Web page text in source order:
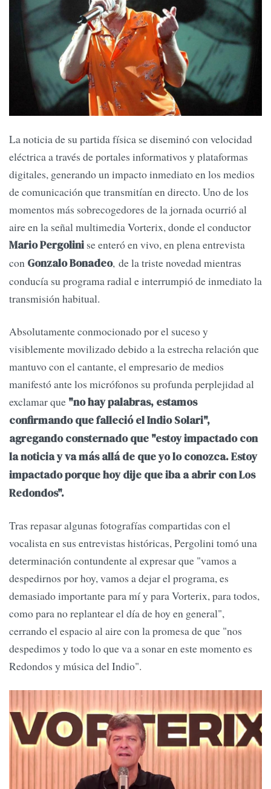
La noticia de su partida física se diseminó con velocidad
eléctrica a través de portales informativos y plataformas
digitales, generando un impacto inmediato en los medios
de comunicación que transmitían en directo. Uno de los
momentos más sobrecogedores de la jornada ocurrió al
aire en la señal multimedia Vorterix, donde el conductor
Mario Pergolini se enteró en vivo, en plena entrevista
con Gonzalo Bonadeo, de la triste novedad mientras
conducía su programa radial e interrumpió de inmediato la
transmisión habitual.
Absolutamente conmocionado por el suceso y
visiblemente movilizado debido a la estrecha relación que
mantuvo con el cantante, el empresario de medios
manifestó ante los micrófonos su profunda perplejidad al
exclamar que "no hay palabras, estamos
confirmando que falleció el Indio Solari",
agregando consternado que "estoy impactado con
la noticia y va más allá de que yo lo conozca. Estoy
impactado porque hoy dije que iba a abrir con Los
Redondos".
Tras repasar algunas fotografías compartidas con el
vocalista en sus entrevistas históricas, Pergolini tomó una
determinación contundente al expresar que "vamos a
despedirnos por hoy, vamos a dejar el programa, es
demasiado importante para mí y para Vorterix, para todos,
como para no replantear el día de hoy en general",
cerrando el espacio al aire con la promesa de que "nos
despedimos y todo lo que va a sonar en este momento es
Redondos y música del Indio".